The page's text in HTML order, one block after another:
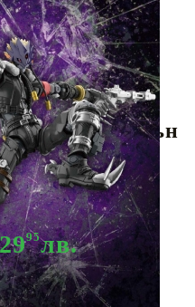
Tweet
Digimon Екшън
Rise Digimon
95лв.
за "Pre-Order" обяви